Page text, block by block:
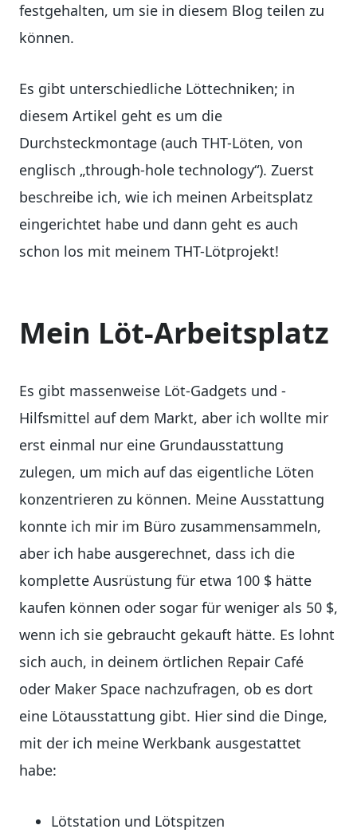
festgehalten, um sie in diesem Blog teilen zu
können.
Es gibt unterschiedliche Löttechniken; in
diesem Artikel geht es um die
Durchsteckmontage (auch THT-Löten, von
englisch „through-hole technology“). Zuerst
beschreibe ich, wie ich meinen Arbeitsplatz
eingerichtet habe und dann geht es auch
schon los mit meinem THT-Lötprojekt!
Mein Löt-Arbeitsplatz
Es gibt massenweise Löt-Gadgets und -
Hilfsmittel auf dem Markt, aber ich wollte mir
erst einmal nur eine Grundausstattung
zulegen, um mich auf das eigentliche Löten
konzentrieren zu können. Meine Ausstattung
konnte ich mir im Büro zusammensammeln,
aber ich habe ausgerechnet, dass ich die
komplette Ausrüstung für etwa 100 $ hätte
kaufen können oder sogar für weniger als 50 $,
wenn ich sie gebraucht gekauft hätte. Es lohnt
sich auch, in deinem örtlichen Repair Café
oder Maker Space nachzufragen, ob es dort
eine Lötausstattung gibt. Hier sind die Dinge,
mit der ich meine Werkbank ausgestattet
habe:
Lötstation und Lötspitzen